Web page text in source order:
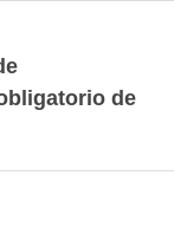
de